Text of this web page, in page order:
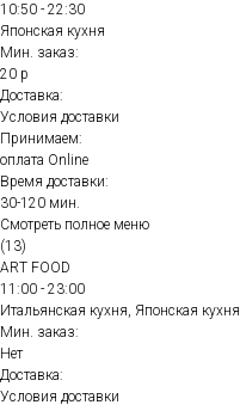
10:50 - 22:30
Японская кухня
Мин. заказ:
20 р
Доставка:
Условия доставки
Принимаем:
оплата Online
Время доставки:
30-120 мин.
Смотреть полное меню
(13)
ART FOOD
11:00 - 23:00
Итальянская кухня, Японская кухня
Мин. заказ:
Нет
Доставка:
Условия доставки